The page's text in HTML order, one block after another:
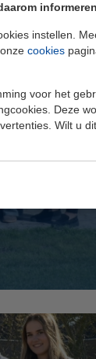
instellen.
cookies
voor het
Deze
Wilt u